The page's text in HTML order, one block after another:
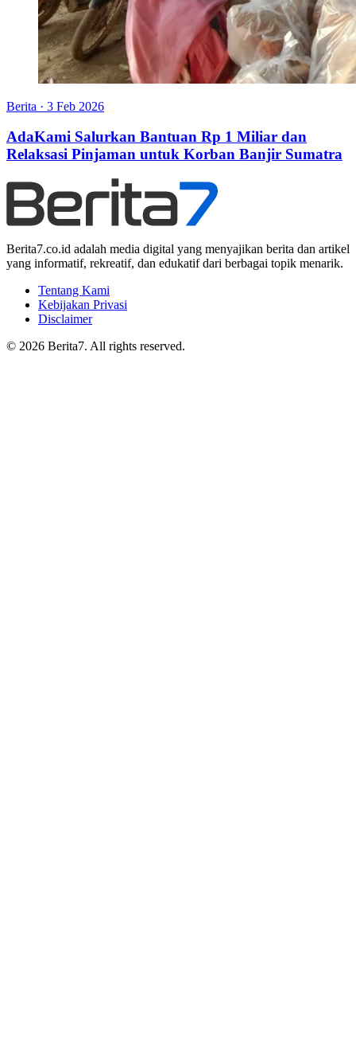
Berita · 3 Feb 2026
AdaKami Salurkan Bantuan Rp 1 Miliar dan
Relaksasi Pinjaman untuk Korban Banjir Sumatra
Berita7.co.id adalah media digital yang menyajikan berita dan artikel
yang informatif, rekreatif, dan edukatif dari berbagai topik menarik.
Tentang Kami
Kebijakan Privasi
Disclaimer
© 2026 Berita7. All rights reserved.